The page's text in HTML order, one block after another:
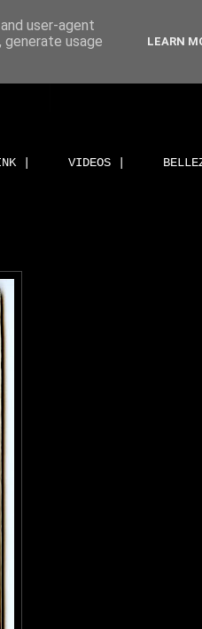
| VIDEOS |
user-agent
usage
LEARN